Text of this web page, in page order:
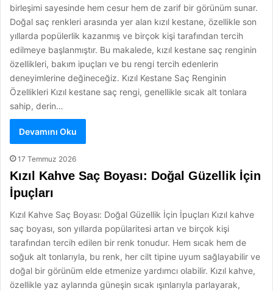
birleşimi sayesinde hem cesur hem de zarif bir görünüm sunar.
Doğal saç renkleri arasında yer alan kızıl kestane, özellikle son
yıllarda popülerlik kazanmış ve birçok kişi tarafından tercih
edilmeye başlanmıştır. Bu makalede, kızıl kestane saç renginin
özellikleri, bakım ipuçları ve bu rengi tercih edenlerin
deneyimlerine değineceğiz. Kızıl Kestane Saç Renginin
Özellikleri Kızıl kestane saç rengi, genellikle sıcak alt tonlara
sahip, derin…
Devamını Oku
17 Temmuz 2026
Kızıl Kahve Saç Boyası: Doğal Güzellik İçin
İpuçları
Kızıl Kahve Saç Boyası: Doğal Güzellik İçin İpuçları Kızıl kahve
saç boyası, son yıllarda popülaritesi artan ve birçok kişi
tarafından tercih edilen bir renk tonudur. Hem sıcak hem de
soğuk alt tonlarıyla, bu renk, her cilt tipine uyum sağlayabilir ve
doğal bir görünüm elde etmenize yardımcı olabilir. Kızıl kahve,
özellikle yaz aylarında güneşin sıcak ışınlarıyla parlayarak,